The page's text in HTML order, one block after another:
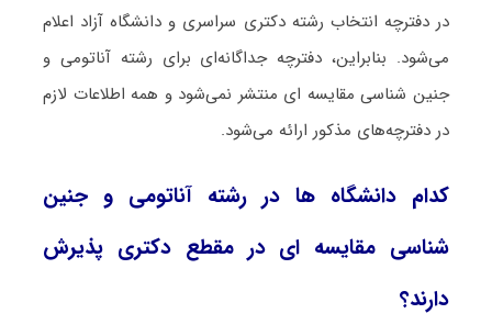
در دفترچه انتخاب رشته دکتری سراسری و دانشگاه آزاد اعلام
می‌شود. بنابراین، دفترچه جداگانه‌ای برای رشته آﻧﺎﺗﻮمی و
ﺟﻨﻴﻦ ﺷﻨﺎسی ﻣﻘﺎﻳﺴﻪ ای منتشر نمی‌شود و همه اطلاعات لازم
در دفترچه‌های مذکور ارائه می‌شود.
کدام دانشگاه ها در رشته آﻧﺎﺗﻮمی و ﺟﻨﻴﻦ
ﺷﻨﺎسی ﻣﻘﺎﻳﺴﻪ ای در مقطع دکتری پذیرش
دارند؟